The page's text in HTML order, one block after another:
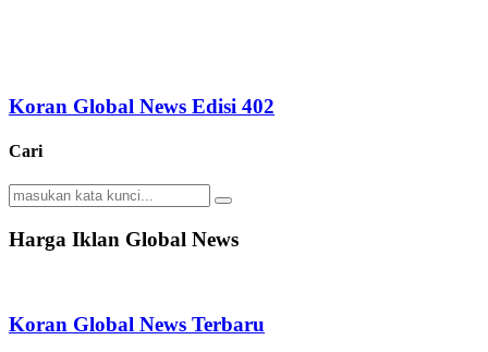
Koran Global News Edisi 402
Cari
Search
for:
Search
Harga Iklan Global News
Koran Global News Terbaru